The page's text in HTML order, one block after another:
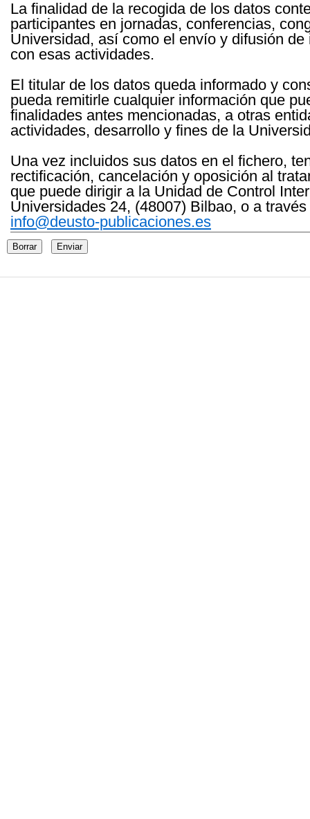
La finalidad de la recogida de los datos
participantes en jornadas, conferencias,
Universidad, así como el envío y difusión
con esas actividades.
El titular de los datos queda informado y
pueda remitirle cualquier información que
finalidades antes mencionadas, a otras
actividades, desarrollo y fines de la
Una vez incluidos sus datos en el fichero,
rectificación, cancelación y oposición al
que puede dirigir a la Unidad de Control
Universidades 24, (48007) Bilbao, o a
info@deusto-publicaciones.es
Borrar Enviar